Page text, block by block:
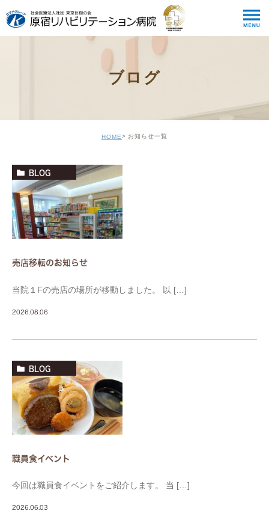
ブログ
HOME お知らせ一覧
BLOG
売店移転のお知らせ
当院１Fの売店の場所が移動しました。 以 […]
2026.08.06
BLOG
職員食イベント
今回は職員食イベントをご紹介します。 当 […]
2026.06.03